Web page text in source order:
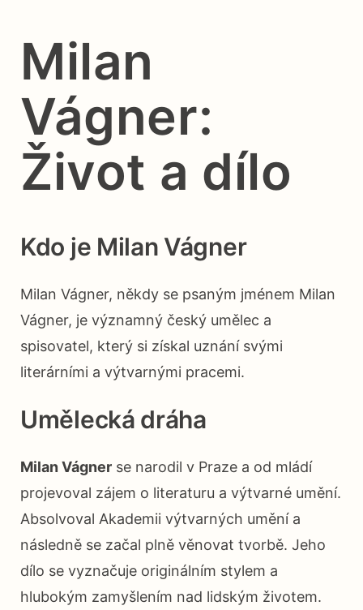
Milan
Vágner:
Život a dílo
Kdo je Milan Vágner
Milan Vágner, někdy se psaným jménem Milan
Vágner, je významný český umělec a
spisovatel, který si získal uznání svými
literárními a výtvarnými pracemi.
Umělecká dráha
Milan Vágner se narodil v Praze a od mládí
projevoval zájem o literaturu a výtvarné umění.
Absolvoval Akademii výtvarných umění a
následně se začal plně věnovat tvorbě. Jeho
dílo se vyznačuje originálním stylem a
hlubokým zamyšlením nad lidským životem.